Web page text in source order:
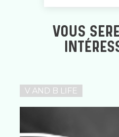
VOUS
V AND B LIFE